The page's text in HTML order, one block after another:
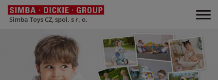
Simba Toys CZ, spol. s r. o.